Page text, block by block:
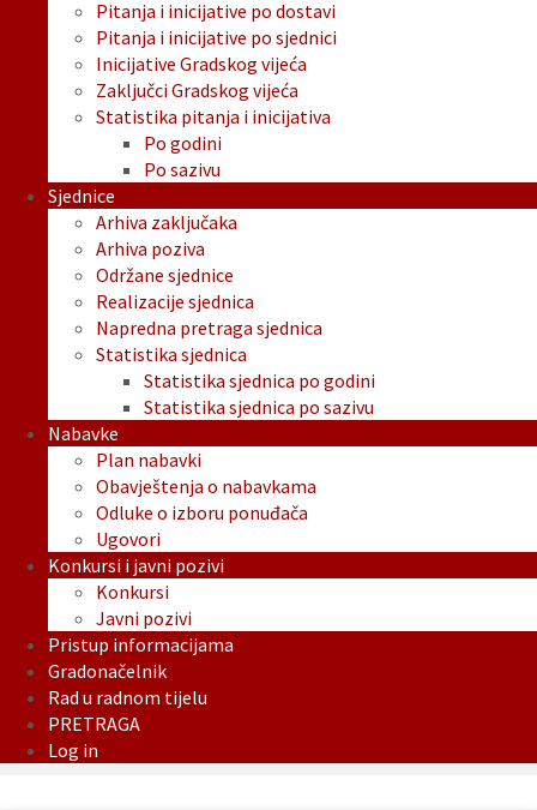
Pitanja i inicijative po dostavi
Pitanja i inicijative po sjednici
Inicijative Gradskog vijeća
Zaključci Gradskog vijeća
Statistika pitanja i inicijativa
Po godini
Po sazivu
Sjednice
Arhiva zaključaka
Arhiva poziva
Održane sjednice
Realizacije sjednica
Napredna pretraga sjednica
Statistika sjednica
Statistika sjednica po godini
Statistika sjednica po sazivu
Nabavke
Plan nabavki
Obavještenja o nabavkama
Odluke o izboru ponuđača
Ugovori
Konkursi i javni pozivi
Konkursi
Javni pozivi
Pristup informacijama
Gradonačelnik
Rad u radnom tijelu
PRETRAGA
Log in